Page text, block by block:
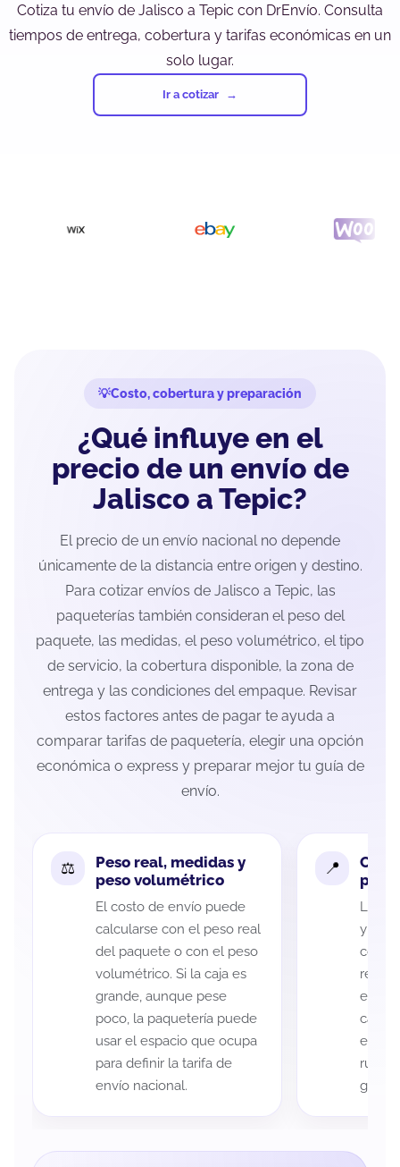
Cotiza tu envío de Jalisco a Tepic con DrEnvío. Consulta
tiempos de entrega, cobertura y tarifas económicas en un
solo lugar.
Ir a cotizar
Costo, cobertura y preparación
¿Qué influye en el
precio de un envío de
Jalisco a Tepic?
El precio de un envío nacional no depende
únicamente de la distancia entre origen y destino.
Para cotizar envíos de Jalisco a Tepic, las
paqueterías también consideran el peso del
paquete, las medidas, el peso volumétrico, el tipo
de servicio, la cobertura disponible, la zona de
entrega y las condiciones del empaque. Revisar
estos factores antes de pagar te ayuda a
comparar tarifas de paquetería, elegir una opción
económica o express y preparar mejor tu guía de
envío.
Peso real, medidas y
peso volumétrico
El costo de envío puede
calcularse con el peso real
del paquete o con el peso
volumétrico. Si la caja es
grande, aunque pese
poco, la paquetería puede
usar el espacio que ocupa
para definir la tarifa de
envío nacional.
La
y
cada
es
ruta
guía